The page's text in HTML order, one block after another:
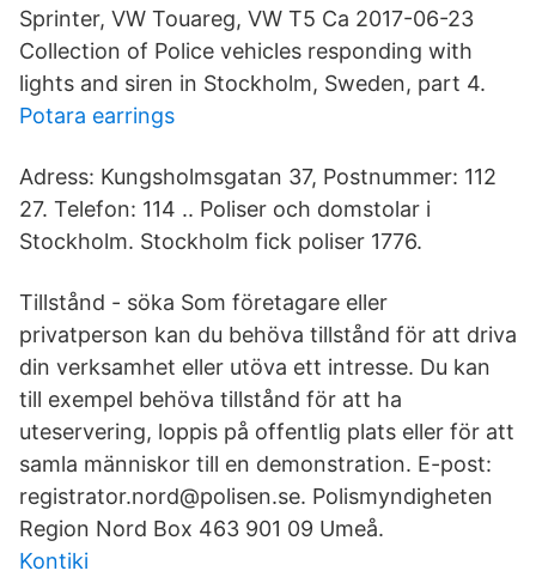
Sprinter, VW Touareg, VW T5 Ca 2017-06-23
Collection of Police vehicles responding with
lights and siren in Stockholm, Sweden, part 4.
Potara earrings
Adress: Kungsholmsgatan 37, Postnummer: 112
27. Telefon: 114 .. Poliser och domstolar i
Stockholm. Stockholm fick poliser 1776.
Tillstånd - söka Som företagare eller
privatperson kan du behöva tillstånd för att driva
din verksamhet eller utöva ett intresse. Du kan
till exempel behöva tillstånd för att ha
uteservering, loppis på offentlig plats eller för att
samla människor till en demonstration. E-post:
registrator.nord@polisen.se. Polismyndigheten
Region Nord Box 463 901 09 Umeå.
Kontiki